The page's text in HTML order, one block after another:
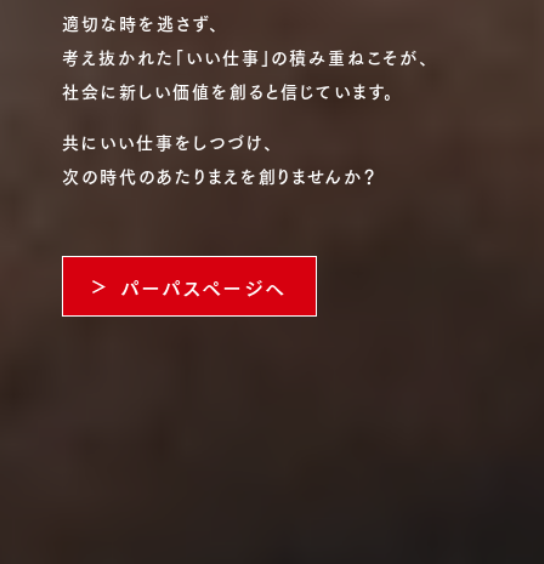
適切な時を逃さず、
考え抜かれた「いい仕事」の積み重ねこそが、
社会に新しい価値を創ると信じています。
共にいい仕事をしつづけ、
次の時代のあたりまえを創りませんか？
パーパスページへ